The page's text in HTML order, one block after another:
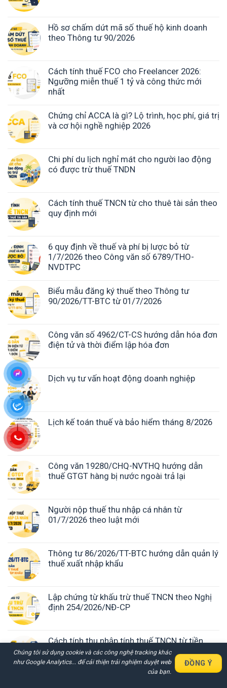
Hồ sơ chấm dứt mã số thuế hộ kinh doanh
theo Thông tư 90/2026
Cách tính thuế FCO cho Freelancer 2026:
Ngưỡng miễn thuế 1 tỷ và công thức mới
nhất
Chứng chỉ ACCA là gì? Lộ trình, học phí, giá trị
và cơ hội nghề nghiệp 2026
Chi phí du lịch nghỉ mát cho người lao động
có được trừ thuế TNDN
Cách tính thuế TNCN từ cho thuê tài sản theo
quy định mới
6 quy định về thuế và phí bị lược bỏ từ
1/7/2026 theo Công văn số 6789/THO-
NVDTPC
Biểu mẫu đăng ký thuế theo Thông tư
90/2026/TT-BTC từ 01/7/2026
Công văn số 4962/CT-CS hướng dẫn hóa đơn
điện tử và thời điểm lập hóa đơn
Dịch vụ tư vấn hoạt động doanh nghiệp
Lịch kế toán thuế và bảo hiểm tháng 8/2026
Công văn 19280/CHQ-NVTHQ hướng dẫn
thuế GTGT hàng bị nước ngoài trả lại
Người nộp thuế thu nhập cá nhân từ
01/7/2026 theo luật mới
Thông tư 86/2026/TT-BTC hướng dẫn quản lý
thuế xuất nhập khẩu
Lập chứng từ khấu trừ thuế TNCN theo Nghị
định 254/2026/NĐ-CP
Cách tính thu nhập tính thuế TNCN từ tiền
lương tiền công 2026
Nhận Báo Giá Nhanh Chi Tiết
Chúng tôi sử dụng cookie và các công nghệ tracking khác
như Google Analytics... để cải thiện trải nghiệm duyệt web
của bạn.
ĐỒNG Ý